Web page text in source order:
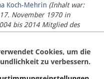
Koch-Mehrin (Inhalt war:
November 1970 in
bis 2014 Mitglied des
November 2014 ist sie für
Cookies, um die
zu verbessern.